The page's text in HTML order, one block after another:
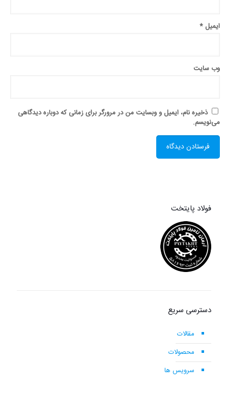
ایمیل *
وب‌ سایت
ذخیره نام، ایمیل و وبسایت من در مرورگر برای زمانی که دوباره دیدگاهی
می‌نویسم.
فولاد پایتخت
دسترسی سریع
مقالات
محصولات
سرویس ها